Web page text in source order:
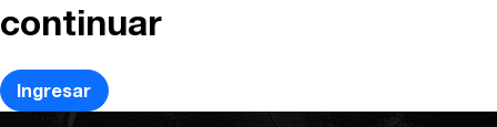
continuar
Ingresar